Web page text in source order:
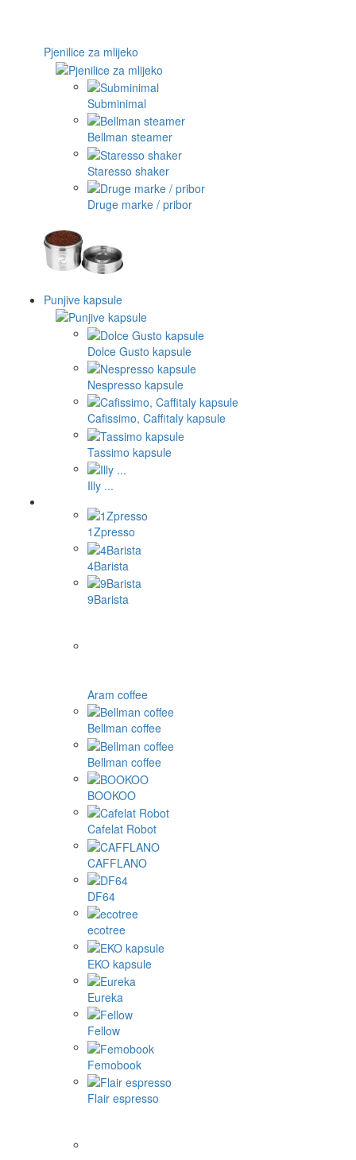
Pjenilice za mlijeko
Subminimal
Bellman steamer
Staresso shaker
Druge marke / pribor
Punjive kapsule
Dolce Gusto kapsule
Nespresso kapsule
Cafissimo, Caffitaly kapsule
Tassimo kapsule
Illy ...
1Zpresso
4Barista
9Barista
Aram coffee
Bellman coffee
Bellman coffee
BOOKOO
Cafelat Robot
CAFFLANO
DF64
ecotree
EKO kapsule
Eureka
Fellow
Femobook
Flair espresso